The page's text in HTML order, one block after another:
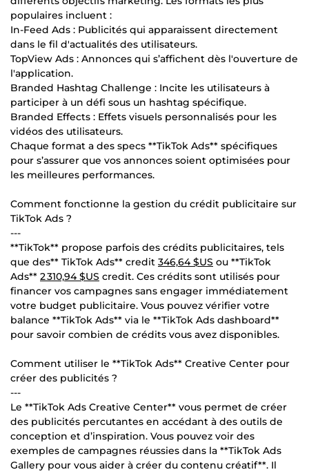
populaires incluent :
In-Feed Ads : Publicités qui apparaissent directement
dans le fil d'actualités des utilisateurs.
TopView Ads : Annonces qui s’affichent dès l'ouverture de
l'application.
Branded Hashtag Challenge : Incite les utilisateurs à
participer à un défi sous un hashtag spécifique.
Branded Effects : Effets visuels personnalisés pour les
vidéos des utilisateurs.
Chaque format a des specs **TikTok Ads** spécifiques
pour s’assurer que vos annonces soient optimisées pour
les meilleures performances.
Comment fonctionne la gestion du crédit publicitaire sur
TikTok Ads ?
---
**TikTok** propose parfois des crédits publicitaires, tels
que des** TikTok Ads** credit 346,64 $US ou **TikTok
Ads** 2 310,94 $US credit. Ces crédits sont utilisés pour
financer vos campagnes sans engager immédiatement
votre budget publicitaire. Vous pouvez vérifier votre
balance **TikTok Ads** via le **TikTok Ads dashboard**
pour savoir combien de crédits vous avez disponibles.
Comment utiliser le **TikTok Ads** Creative Center pour
créer des publicités ?
---
Le **TikTok Ads Creative Center** vous permet de créer
des publicités percutantes en accédant à des outils de
conception et d’inspiration. Vous pouvez voir des
exemples de campagnes réussies dans la **TikTok Ads
Gallery pour vous aider à créer du contenu créatif**. Il